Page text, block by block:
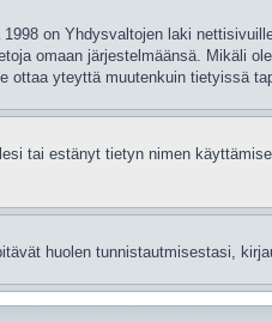
on Yhdysvaltojen laki
omaan järjestelmäänsä. Mikäli
yteyttä muutenkuin tietyissä
tai estänyt tietyn nimen
huolen tunnistautmisestasi,